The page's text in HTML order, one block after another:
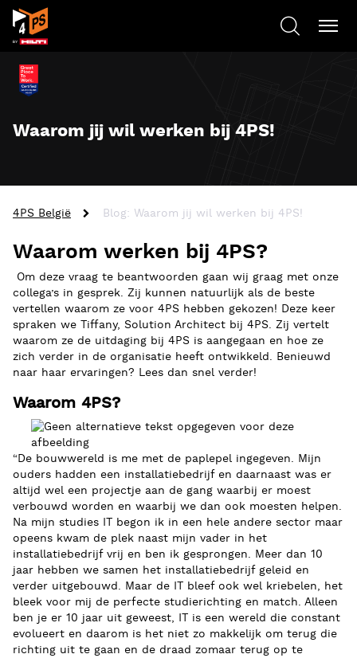
Waarom jij wil werken bij 4PS!
4PS België Blog: Waarom jij wil werken bij 4PS!
Waarom werken bij 4PS?
Om deze vraag te beantwoorden gaan wij graag met onze
collega’s in gesprek. Zij kunnen natuurlijk als de beste
vertellen waarom ze voor 4PS hebben gekozen! Deze keer
spraken we Tiffany, Solution Architect bij 4PS. Zij vertelt
waarom ze de uitdaging bij 4PS is aangegaan en hoe ze
zich verder in de organisatie heeft ontwikkeld. Benieuwd
naar haar ervaringen? Lees dan snel verder!
Waarom 4PS?
“De bouwwereld is me met de paplepel ingegeven. Mijn
ouders hadden een installatiebedrijf en daarnaast was er
altijd wel een projectje aan de gang waarbij er moest
verbouwd worden en waarbij we dan ook moesten helpen.
Na mijn studies IT begon ik in een hele andere sector maar
opeens kwam de plek naast mijn vader in het
installatiebedrijf vrij en ben ik gesprongen. Meer dan 10
jaar hebben we samen het installatiebedrijf geleid en
verder uitgebouwd. Maar de IT bleef ook wel kriebelen, het
bleek voor mij de perfecte studierichting en match. Alleen
ben je er 10 jaar uit geweest, IT is een wereld die constant
evolueert en daarom is het niet zo makkelijk om terug die
richting uit te gaan en de draad zomaar terug op te